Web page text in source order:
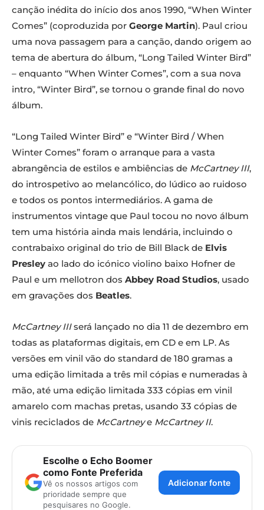
canção inédita do início dos anos 1990, “When Winter
Comes” (coproduzida por George Martin). Paul criou
uma nova passagem para a canção, dando origem ao
tema de abertura do álbum, “Long Tailed Winter Bird”
– enquanto “When Winter Comes”, com a sua nova
intro, “Winter Bird”, se tornou o grande final do novo
álbum.
“Long Tailed Winter Bird” e “Winter Bird / When
Winter Comes” foram o arranque para a vasta
abrangência de estilos e ambiências de McCartney III,
do introspetivo ao melancólico, do lúdico ao ruidoso
e todos os pontos intermediários. A gama de
instrumentos vintage que Paul tocou no novo álbum
tem uma história ainda mais lendária, incluindo o
contrabaixo original do trio de Bill Black de Elvis
Presley ao lado do icónico violino baixo Hofner de
Paul e um mellotron dos Abbey Road Studios, usado
em gravações dos Beatles.
McCartney IIIserá lançado no dia 11 de dezembro em
todas as plataformas digitais, em CD e em LP. As
versões em vinil vão do standard de 180 gramas a
uma edição limitada a três mil cópias e numeradas à
mão, até uma edição limitada 333 cópias em vinil
amarelo com machas pretas, usando 33 cópias de
vinis reciclados de McCartneye McCartney II.
Escolhe o Echo Boomer
como Fonte Preferida
Vê os nossos artigos com
prioridade sempre que
pesquisares no Google.
Adicionar fonte